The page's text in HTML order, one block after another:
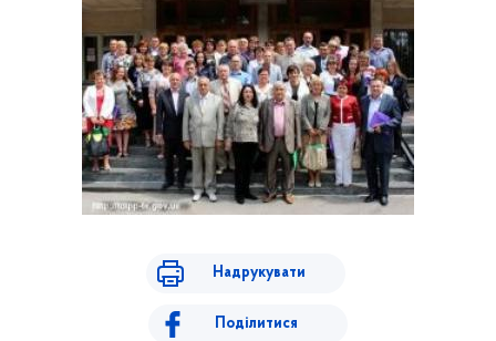
Надрукувати
Поділитися